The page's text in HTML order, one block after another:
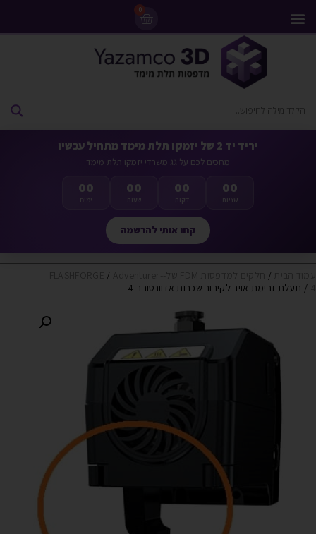
0
יריד יד 2 של יזמקו תלת מימד מתחיל עכשיו
מחכים לכם על גג משרדי יזמקו תלת מימד
00
ימים
00
שעות
00
דקות
00
שניות
קחו אותי להרשמה
/
/
/ תעלת זרימת אויר לקירור שכבות אדוונטורר-4